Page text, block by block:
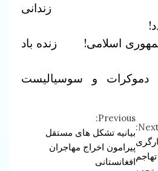
زندانی
اسلامی! زنده باد
دموکرات و سوسیالیست
Previous:
بیانیه تشکل های مستقل
پیرامون اخراج مهاجران
افغانستانی